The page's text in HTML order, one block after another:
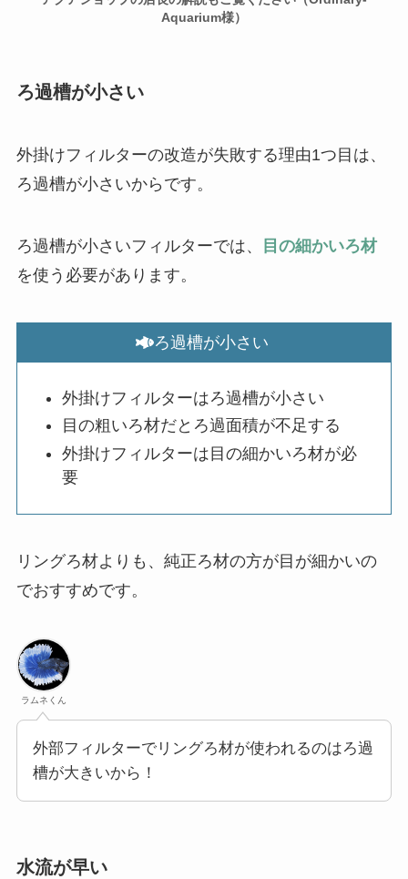
Aquarium様）
ろ過槽が小さい
外掛けフィルターの改造が失敗する理由1つ目は、
ろ過槽が小さいからです。
ろ過槽が小さいフィルターでは、
目の細かいろ材
を使う必要があります。
ろ過槽が小さい
外掛けフィルターはろ過槽が小さい
目の粗いろ材だとろ過面積が不足する
外掛けフィルターは目の細かいろ材が必
要
リングろ材よりも、純正ろ材の方が目が細かいの
でおすすめです。
ラムネくん
外部フィルターでリングろ材が使われるのはろ過
槽が大きいから！
水流が早い